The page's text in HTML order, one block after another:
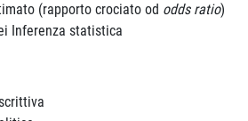
(rapporto crociato od odds ratio)
Inferenza statistica